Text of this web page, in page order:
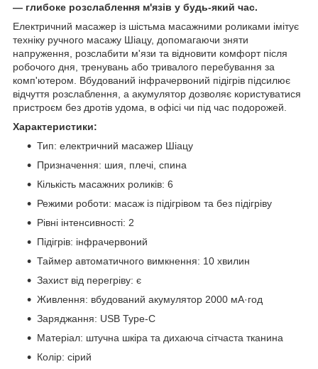
— глибоке розслаблення м'язів у будь-який час.
Електричний масажер із шістьма масажними роликами імітує
техніку ручного масажу Шіацу, допомагаючи зняти
напруження, розслабити м'язи та відновити комфорт після
робочого дня, тренувань або тривалого перебування за
комп'ютером. Вбудований інфрачервоний підігрів підсилює
відчуття розслаблення, а акумулятор дозволяє користуватися
пристроєм без дротів удома, в офісі чи під час подорожей.
Характеристики:
Тип: електричний масажер Шіацу
Призначення: шия, плечі, спина
Кількість масажних роликів: 6
Режими роботи: масаж із підігрівом та без підігріву
Рівні інтенсивності: 2
Підігрів: інфрачервоний
Таймер автоматичного вимкнення: 10 хвилин
Захист від перегріву: є
Живлення: вбудований акумулятор 2000 мА·год
Заряджання: USB Type-C
Матеріал: штучна шкіра та дихаюча сітчаста тканина
Колір: сірий